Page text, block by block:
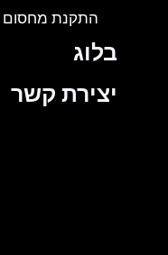
התקנת מחסום חניה
בלוג
יצירת קשר